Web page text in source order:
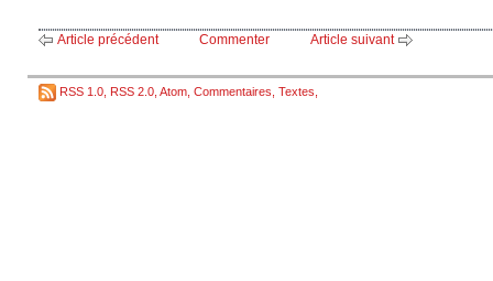
Article précédent Commenter Article suivant
RSS 1.0 RSS 2.0 Atom Commentaires Textes